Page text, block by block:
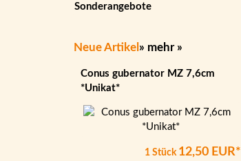
Sonderangebote
Neue Artikel » mehr »
Conus gubernator MZ 7,6cm
*Unikat*
1 Stück 12,50 EUR*